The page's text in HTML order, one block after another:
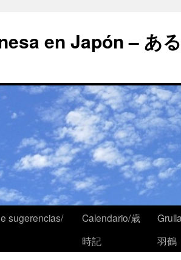
en Japón – あ
sugerencias/
Calendario/歳
時記
羽鶴